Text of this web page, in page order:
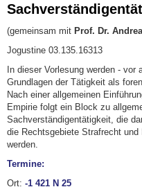
(gemeinsam mit Prof. Dr.
Jogustine 03.135.16313
In dieser Vorlesung werden -
Grundlagen der Tätigkeit als
Nach einer allgemeinen
Empirie folgt ein Block zu
Sachverständigentätigkeit, die
die Rechtsgebiete Strafrecht
werden.
Termine:
Ort: -1 421 N 25